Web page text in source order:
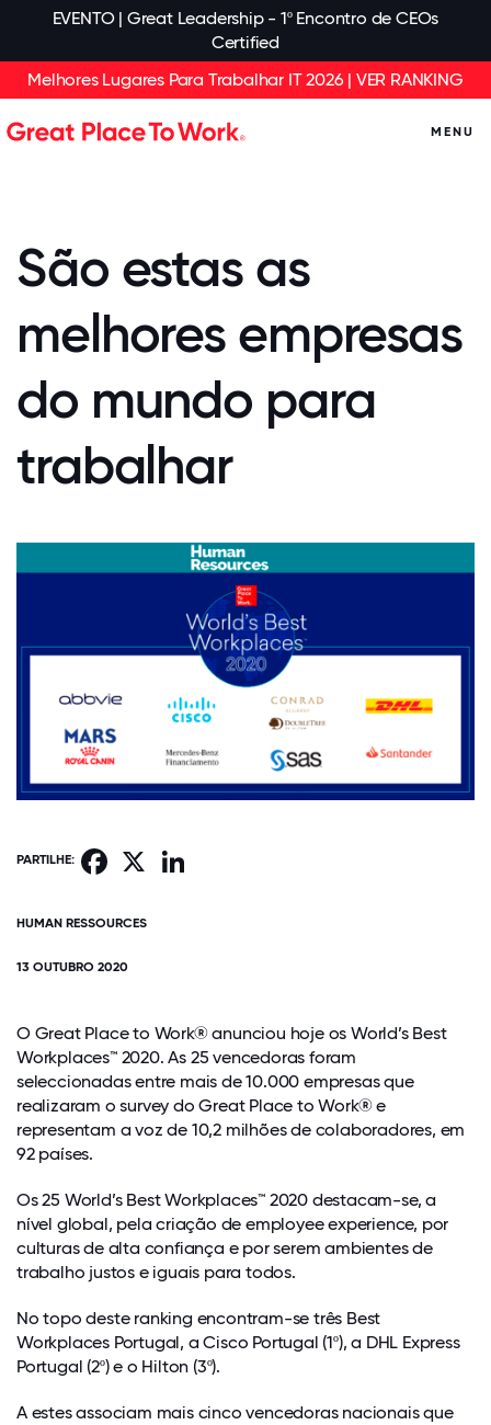
EVENTO | Great Leadership - 1º Encontro de CEOs
Certified
Melhores Lugares Para Trabalhar IT 2026 | VER RANKING
MENU
São estas as
melhores empresas
do mundo para
trabalhar
PARTILHE: Facebook
HUMAN RESSOURCES
13 OUTUBRO 2020
O Great Place to Work® anunciou hoje os World’s Best
Workplaces™ 2020. As 25 vencedoras foram
seleccionadas entre mais de 10.000 empresas que
realizaram o survey do Great Place to Work® e
representam a voz de 10,2 milhões de colaboradores, em
92 países.
Os 25 World’s Best Workplaces™ 2020 destacam-se, a
nível global, pela criação de employee experience, por
culturas de alta confiança e por serem ambientes de
trabalho justos e iguais para todos.
No topo deste ranking encontram-se três Best
Workplaces Portugal, a Cisco Portugal (1º), a DHL Express
Portugal (2º) e o Hilton (3º).
A estes associam mais cinco vencedoras nacionais que